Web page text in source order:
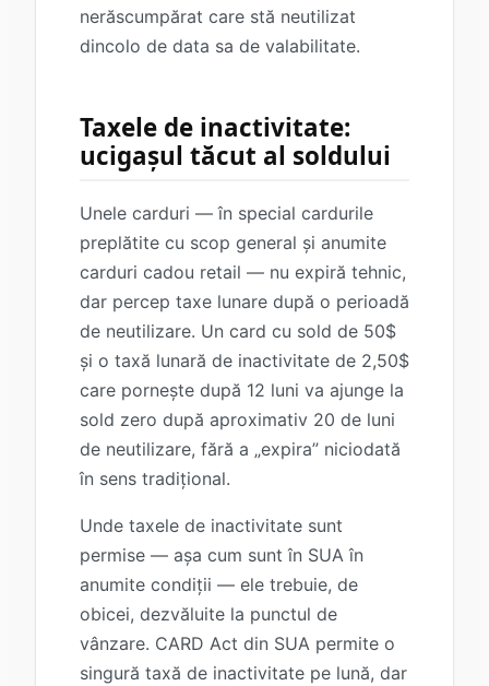
nerăscumpărat care stă neutilizat
dincolo de data sa de valabilitate.
Taxele de inactivitate:
ucigașul tăcut al soldului
Unele carduri — în special cardurile
preplătite cu scop general și anumite
carduri cadou retail — nu expiră tehnic,
dar percep taxe lunare după o perioadă
de neutilizare. Un card cu sold de 50$
și o taxă lunară de inactivitate de 2,50$
care pornește după 12 luni va ajunge la
sold zero după aproximativ 20 de luni
de neutilizare, fără a „expira” niciodată
în sens tradițional.
Unde taxele de inactivitate sunt
permise — așa cum sunt în SUA în
anumite condiții — ele trebuie, de
obicei, dezvăluite la punctul de
vânzare. CARD Act din SUA permite o
singură taxă de inactivitate pe lună, dar